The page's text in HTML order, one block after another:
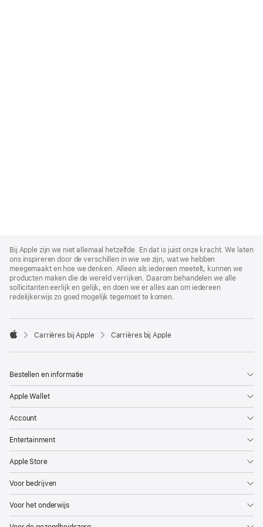
Footer
Bij Apple zijn we niet allemaal hetzelfde. En dat is juist onze kracht. We laten
ons inspireren door de verschillen in wie we zijn, wat we hebben
meegemaakt en hoe we denken. Alleen als iedereen meetelt, kunnen we
producten maken die de wereld verrijken. Daarom behandelen we alle
sollicitanten eerlijk en gelijk, en doen we er alles aan om iedereen
redelijkerwijs zo goed mogelijk tegemoet te komen.

Carrières bij Apple Carrières bij Apple
Bestellen en informatie
Apple Wallet
Account
Entertainment
Apple Store
Voor bedrijven
Voor het onderwijs